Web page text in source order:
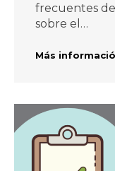
frecuentes
sobre el…
Más